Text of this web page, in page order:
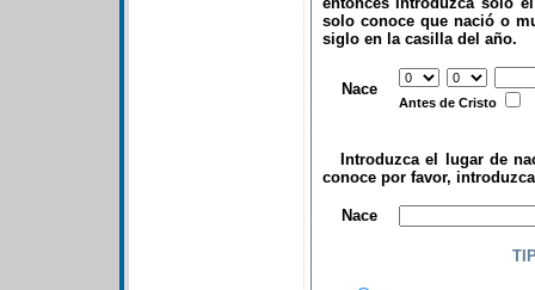
solo conoce que nació o
siglo en la casilla del año.
Nace
Antes de Cristo
Introduzca el lugar de
conoce por favor,
Nace